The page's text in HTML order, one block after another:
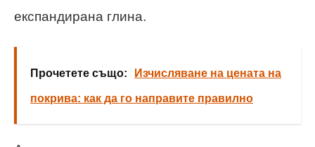
експандирана глина.
Прочетете също: Изчисляване на цената на
покрива: как да го направите правилно